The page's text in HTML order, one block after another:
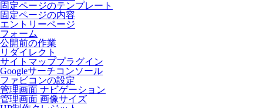
固定ページのテンプレート
固定ページの内容
エントリーページ
フォーム
公開前の作業
リダイレクト
サイトマッププラグイン
Googleサーチコンソール
ファビコンの設定
管理画面 ナビゲーション
管理画面 画像サイズ